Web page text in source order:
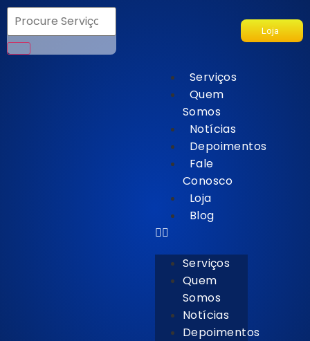
Serviços
Quem
Somos
Notícias
Depoimentos
Fale
Conosco
Loja
Blog
Serviços
Quem
Somos
Notícias
Depoimentos
Loja